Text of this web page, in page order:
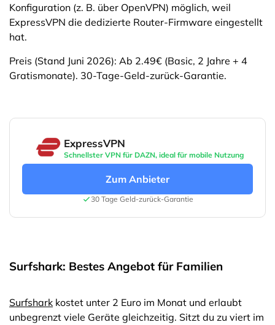
Konfiguration (z. B. über OpenVPN) möglich, weil
ExpressVPN die dedizierte Router-Firmware eingestellt
hat.
Preis (Stand Juni 2026): Ab 2.49€ (Basic, 2 Jahre + 4
Gratismonate). 30-Tage-Geld-zurück-Garantie.
ExpressVPN
Schnellster VPN für DAZN, ideal für mobile Nutzung
Zum Anbieter
30 Tage Geld-zurück-Garantie
Surfshark: Bestes Angebot für Familien
Surfshark kostet unter 2 Euro im Monat und erlaubt
unbegrenzt viele Geräte gleichzeitig. Sitzt du zu viert im